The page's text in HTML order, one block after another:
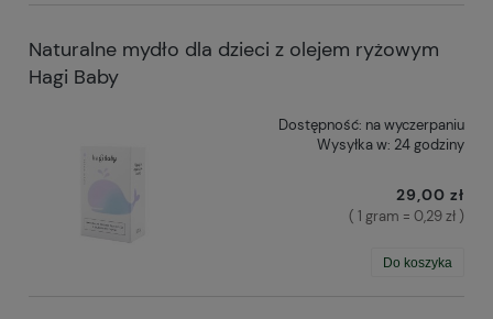
Naturalne mydło dla dzieci z olejem ryżowym
Hagi Baby
Dostępność: na wyczerpaniu
Wysyłka w: 24 godziny
29,00 zł
( 1 gram = 0,29 zł )
Do koszyka